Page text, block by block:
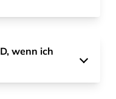
wenn ich